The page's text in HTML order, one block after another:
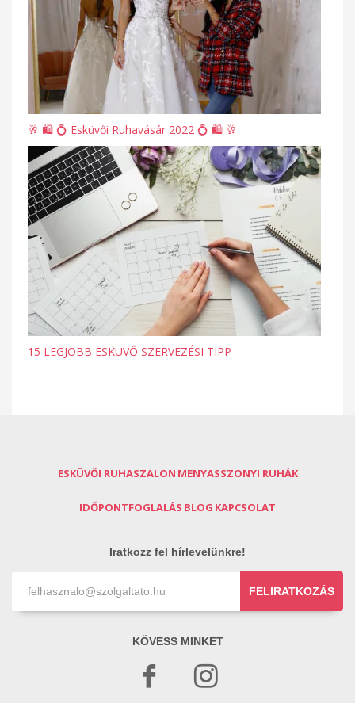
🥂 🛍 💍 Esküvői Ruhavásár 2022 💍 🛍 🥂
15 LEGJOBB ESKÜVŐ SZERVEZÉSI TIPP
ESKÜVŐI RUHASZALON MENYASSZONYI RUHÁK
IDŐPONTFOGLALÁS BLOG KAPCSOLAT
Iratkozz fel hírlevelünkre!
FELIRATKOZÁS
KÖVESS MINKET